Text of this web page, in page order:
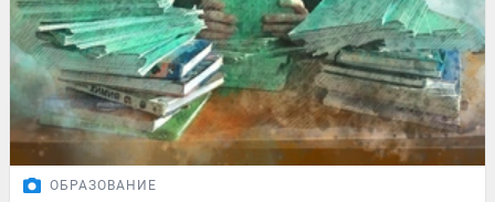
ОБРАЗОВАНИЕ